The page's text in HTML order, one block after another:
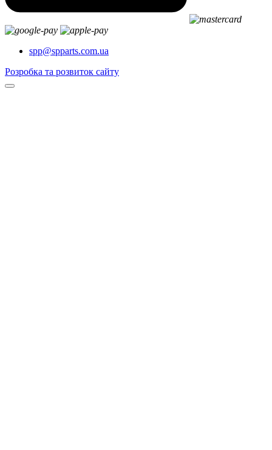
spp@spparts.com.ua
Розробка та розвиток сайту